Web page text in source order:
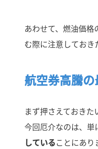
あわせて、燃油価
む際に注意しておき
航空券高騰
まず押さえておきた
今回厄介なのは、単
していることにあり